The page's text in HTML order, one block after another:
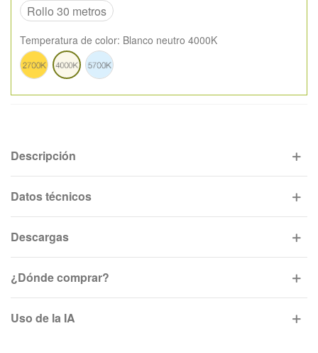
Rollo 30 metros
Temperatura de color: Blanco neutro 4000K
Blanco
cálido
2700K
Blanco
neutro
4000K
Blanco
frío
5700K
Descripción
Datos técnicos
Descargas
¿Dónde comprar?
Uso de la IA